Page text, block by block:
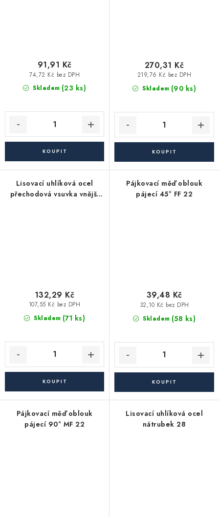
Skladem (23 ks)
74,72 Kč bez DPH
91,91 Kč
Skladem (90 ks)
219,76 Kč bez DPH
270,31 Kč
Lisovací uhlíková ocel
přechodová vsuvka vnější
Skladem (71 ks)
107,55 Kč bez DPH
132,29 Kč
Pájkovací měď oblouk
pájecí 45° FF 22
Skladem (58 ks)
32,10 Kč bez DPH
39,48 Kč
Pájkovací měď oblouk
pájecí 90° MF 22
Lisovací uhlíková ocel
nátrubek 28